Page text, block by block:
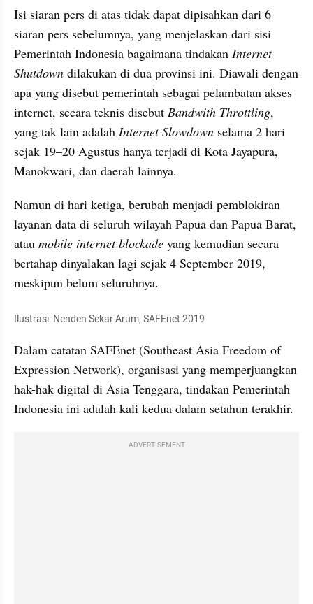
Isi siaran pers di atas tidak dapat dipisahkan dari 6
siaran pers sebelumnya, yang menjelaskan dari sisi
Pemerintah Indonesia bagaimana tindakan Internet
Shutdown dilakukan di dua provinsi ini. Diawali dengan
apa yang disebut pemerintah sebagai pelambatan akses
internet, secara teknis disebut Bandwith Throttling,
yang tak lain adalah Internet Slowdown selama 2 hari
sejak 19–20 Agustus hanya terjadi di Kota Jayapura,
Manokwari, dan daerah lainnya.
Namun di hari ketiga, berubah menjadi pemblokiran
layanan data di seluruh wilayah Papua dan Papua Barat,
atau mobile internet blockade yang kemudian secara
bertahap dinyalakan lagi sejak 4 September 2019,
meskipun belum seluruhnya.
Ilustrasi: Nenden Sekar Arum, SAFEnet 2019
Dalam catatan SAFEnet (Southeast Asia Freedom of
Expression Network), organisasi yang memperjuangkan
hak-hak digital di Asia Tenggara, tindakan Pemerintah
Indonesia ini adalah kali kedua dalam setahun terakhir.
ADVERTISEMENT